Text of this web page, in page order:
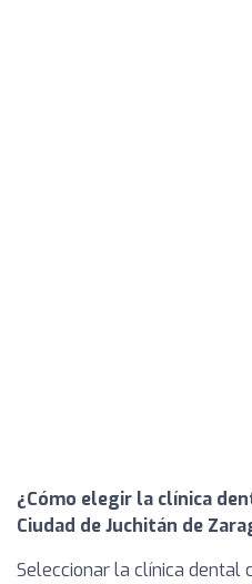
¿Cómo elegir la clínica
Ciudad de Juchitán de
Seleccionar la clínica dental